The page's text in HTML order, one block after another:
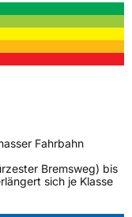
Westfalen
Fahrbahn
Bremsweg) bis
sich je Klasse